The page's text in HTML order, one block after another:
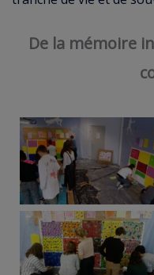
De la mémoire
PROJET-MEMOIRES-
COLLEGE-2018-
BATTOUE-
PEINTRE
PROJET-MEMOIRES-
COLLEGE-2018-
BATTOUE-